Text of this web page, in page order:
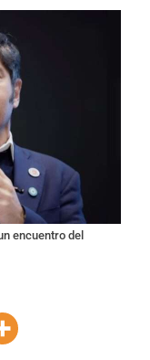
encuentro del